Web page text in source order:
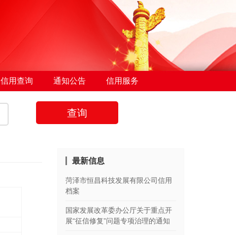
信用查询 通知公告 信用服务
查询
最新信息
菏泽市恒昌科技发展有限公司信用
档案
国家发展改革委办公厅关于重点开
展“征信修复”问题专项治理的通知